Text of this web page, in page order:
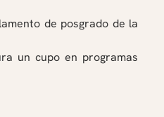
de posgrado de la
un cupo en programas